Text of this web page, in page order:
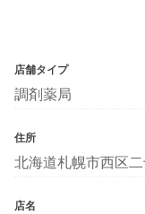
店舗タイプ
調剤薬局
住所
北海道札幌市西区
店名